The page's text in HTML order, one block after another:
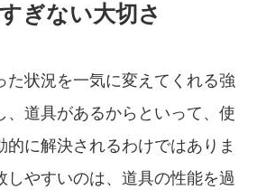
ぎない大切さ
た状況を一気に変えてくれる強
、道具があるからといって、使
的に解決されるわけではありま
しやすいのは、道具の性能を過